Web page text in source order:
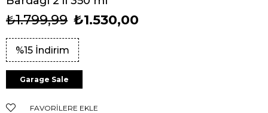
%15 İndirim
₺1.799,99 ₺1.530,00
Garage Sale
FAVORILERE EKLE